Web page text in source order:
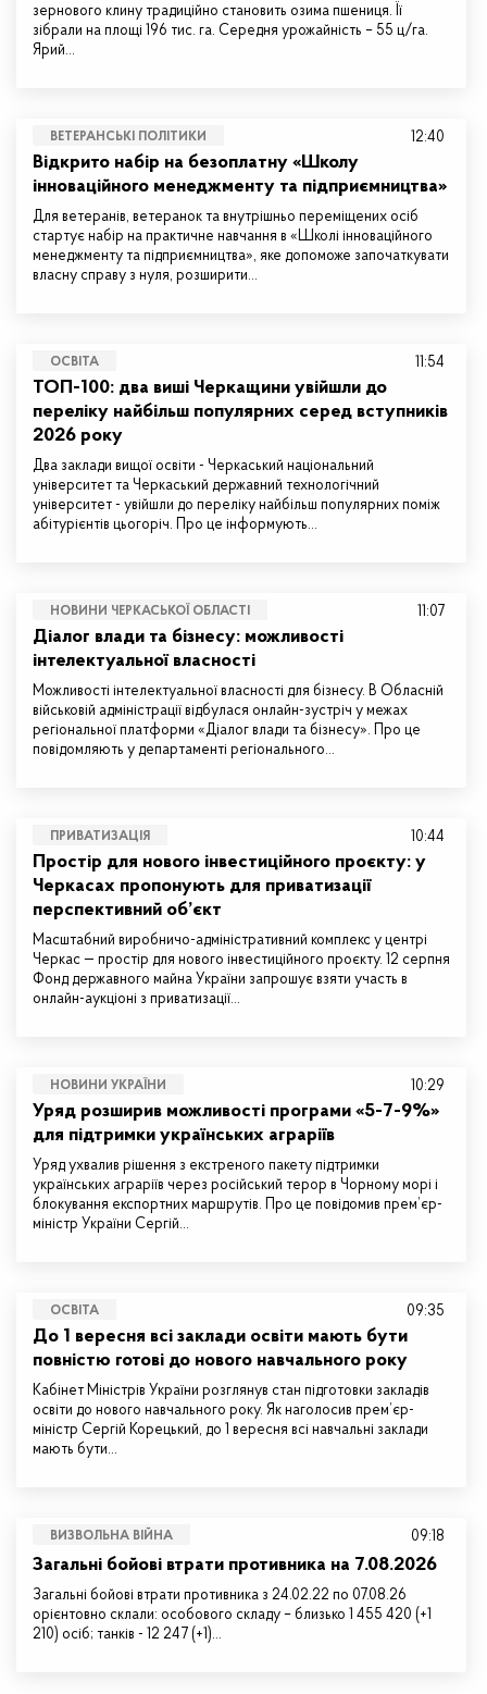
зернового клину традиційно становить озима пшениця. Її
зібрали на площі 196 тис. га. Середня урожайність – 55 ц/га.
Ярий…
ВЕТЕРАНСЬКІ ПОЛІТИКИ
Відкрито набір на безоплатну «Школу
інноваційного менеджменту та підприємництва»
Для ветеранів, ветеранок та внутрішньо переміщених осіб
стартує набір на практичне навчання в «Школі інноваційного
менеджменту та підприємництва», яке допоможе започаткувати
власну справу з нуля, розширити…
12:40
ОСВІТА
ТОП-100: два виші Черкащини увійшли до
переліку найбільш популярних серед вступників
2026 року
Два заклади вищої освіти - Черкаський національний
університет та Черкаський державний технологічний
університет - увійшли до переліку найбільш популярних поміж
абітурієнтів цьогоріч. Про це інформують…
11:54
НОВИНИ ЧЕРКАСЬКОЇ ОБЛАСТІ
Діалог влади та бізнесу: можливості
інтелектуальної власності
Можливості інтелектуальної власності для бізнесу. В Обласній
військовій адміністрації відбулася онлайн-зустріч у межах
регіональної платформи «Діалог влади та бізнесу». Про це
повідомляють у департаменті регіонального…
11:07
ПРИВАТИЗАЦІЯ
Простір для нового інвестиційного проєкту: у
Черкасах пропонують для приватизації
перспективний об’єкт
Масштабний виробничо-адміністративний комплекс у центрі
Черкас — простір для нового інвестиційного проєкту. 12 серпня
Фонд державного майна України запрошує взяти участь в
онлайн-аукціоні з приватизації…
10:44
НОВИНИ УКРАЇНИ
Уряд розширив можливості програми «5-7-9%»
для підтримки українських аграріїв
Уряд ухвалив рішення з екстреного пакету підтримки
українських аграріїв через російський терор в Чорному морі і
блокування експортних маршрутів. Про це повідомив прем’єр-
міністр України Сергій…
10:29
ОСВІТА
До 1 вересня всі заклади освіти мають бути
повністю готові до нового навчального року
Кабінет Міністрів України розглянув стан підготовки закладів
освіти до нового навчального року. Як наголосив прем’єр-
міністр Сергій Корецький, до 1 вересня всі навчальні заклади
мають бути…
09:35
ВИЗВОЛЬНА ВІЙНА
Загальні бойові втрати противника на 7.08.2026
Загальні бойові втрати противника з 24.02.22 по 07.08.26
орієнтовно склали: особового складу – близько 1 455 420 (+1
210) осіб; танків - 12 247 (+1)…
09:18